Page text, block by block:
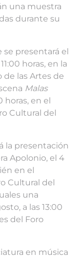
una muestra
durante su
presentará el
horas, en la
de las Artes de
Malas
horas, en el
Cultural del
la presentación
Apolonio, el 4
en el
Cultural del
una
a las 13:00
del Foro
en música